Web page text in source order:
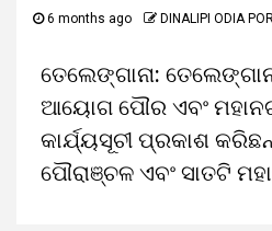
6 months ago DINALIPI ODIA
ତେଲେଙ୍ଗାନା:
ଆୟୋଗ ପୌର ଏବଂ
କାର୍ଯ୍ୟସୂଚୀ ପ୍ରକାଶ
ପୌରାଞ୍ଚଳ ଏବଂ ସାତଟି